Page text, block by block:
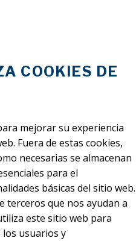
COOKIES DE
mejorar su experiencia
Fuera de estas cookies,
necesarias se almacenan
para el
básicas del sitio web.
terceros que nos ayudan a
este sitio web para
los usuarios y